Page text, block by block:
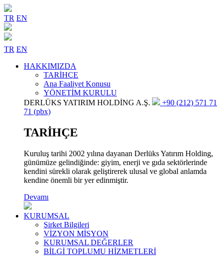
TR EN
TR EN
HAKKIMIZDA
TARİHÇE
Ana Faaliyet Konusu
YÖNETİM KURULU
DERLÜKS YATIRIM HOLDİNG A.Ş.
+90 (212) 571 71
71 (pbx)
TARİHÇE
Kuruluş tarihi 2002 yılına dayanan Derlüks Yatırım Holding,
günümüze gelindiğinde: giyim, enerji ve gıda sektörlerinde
kendini sürekli olarak geliştirerek ulusal ve global anlamda
kendine önemli bir yer edinmiştir.
Devamı
KURUMSAL
Şirket Bilgileri
VİZYON MİSYON
KURUMSAL DEĞERLER
BİLGİ TOPLUMU HİZMETLERİ